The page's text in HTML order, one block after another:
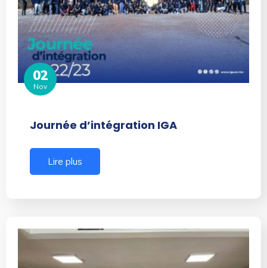
02
Nov
Journée d’intégration IGA
Lire plus